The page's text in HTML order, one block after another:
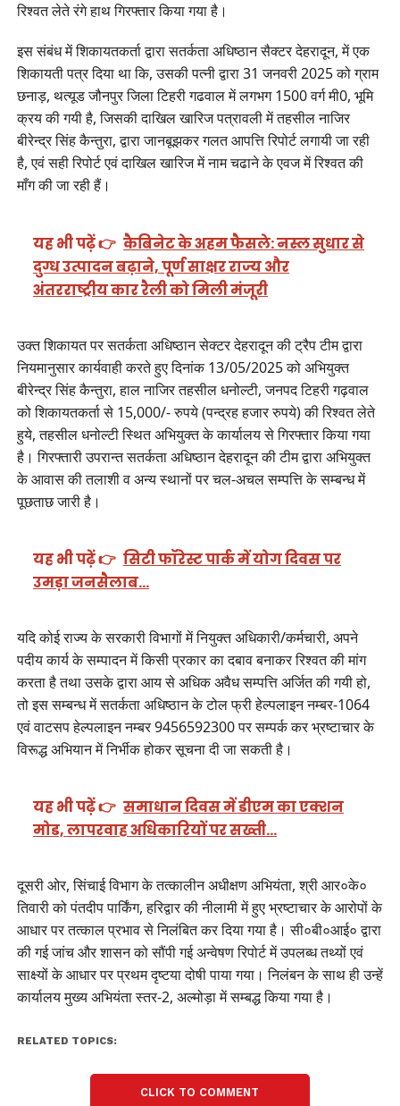
रिश्वत लेते रंगे हाथ गिरफ्तार किया गया है।
इस संबंध में शिकायतकर्ता द्वारा सतर्कता अधिष्ठान सैक्टर देहरादून, में एक
शिकायती पत्र दिया था कि, उसकी पत्नी द्वारा 31 जनवरी 2025 को ग्राम
छनाड़, थत्यूड जौनपुर जिला टिहरी गढवाल में लगभग 1500 वर्ग मी0, भूमि
क्रय की गयी है, जिसकी दाखिल खारिज पत्रावली में तहसील नाजिर
बीरेन्द्र सिंह कैन्तुरा, द्वारा जानबूझकर गलत आपत्ति रिपोर्ट लगायी जा रही
है, एवं सही रिपोर्ट एवं दाखिल खारिज में नाम चढाने के एवज में रिश्वत की
माँग की जा रही हैं।
यह भी पढ़ें 👉 कैबिनेट के अहम फैसले: नस्ल सुधार से
दुग्ध उत्पादन बढ़ाने, पूर्ण साक्षर राज्य और
अंतरराष्ट्रीय कार रैली को मिली मंजूरी
उक्त शिकायत पर सतर्कता अधिष्ठान सेक्टर देहरादून की ट्रैप टीम द्वारा
नियमानुसार कार्यवाही करते हुए दिनांक 13/05/2025 को अभियुक्त
बीरेन्द्र सिंह कैन्तुरा, हाल नाजिर तहसील धनोल्टी, जनपद टिहरी गढ़वाल
को शिकायतकर्ता से 15,000/- रुपये (पन्द्रह हजार रुपये) की रिश्वत लेते
हुये, तहसील धनोल्टी स्थित अभियुक्त के कार्यालय से गिरफ्तार किया गया
है। गिरफ्तारी उपरान्त सतर्कता अधिष्ठान देहरादून की टीम द्वारा अभियुक्त
के आवास की तलाशी व अन्य स्थानों पर चल-अचल सम्पत्ति के सम्बन्ध में
पूछताछ जारी है।
यह भी पढ़ें 👉 सिटी फॉरेस्ट पार्क में योग दिवस पर
उमड़ा जनसैलाब…
यदि कोई राज्य के सरकारी विभागों में नियुक्त अधिकारी/कर्मचारी, अपने
पदीय कार्य के सम्पादन में किसी प्रकार का दबाव बनाकर रिश्वत की मांग
करता है तथा उसके द्वारा आय से अधिक अवैध सम्पत्ति अर्जित की गयी हो,
तो इस सम्बन्ध में सतर्कता अधिष्ठान के टोल फ्री हेल्पलाइन नम्बर-1064
एवं वाटसप हेल्पलाइन नम्बर 9456592300 पर सम्पर्क कर भ्रष्टाचार के
विरूद्ध अभियान में निर्भीक होकर सूचना दी जा सकती है।
यह भी पढ़ें 👉 समाधान दिवस में डीएम का एक्शन
मोड, लापरवाह अधिकारियों पर सख्ती…
दूसरी ओर, सिंचाई विभाग के तत्कालीन अधीक्षण अभियंता, श्री आर०के०
तिवारी को पंतदीप पार्किंग, हरिद्वार की नीलामी में हुए भ्रष्टाचार के आरोपों के
आधार पर तत्काल प्रभाव से निलंबित कर दिया गया है। सी०बी०आई० द्वारा
की गई जांच और शासन को सौंपी गई अन्वेषण रिपोर्ट में उपलब्ध तथ्यों एवं
साक्ष्यों के आधार पर प्रथम दृष्टया दोषी पाया गया। निलंबन के साथ ही उन्हें
कार्यालय मुख्य अभियंता स्तर-2, अल्मोड़ा में सम्बद्ध किया गया है।
RELATED TOPICS:
CLICK TO COMMENT